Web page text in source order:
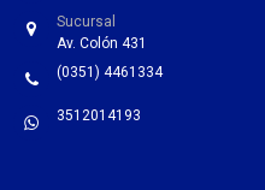
Sucursal
Av. Colón 431
(0351) 4461334
3512014193